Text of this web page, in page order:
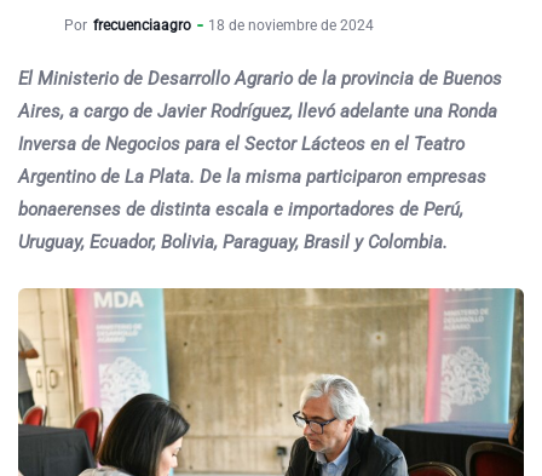
Por frecuenciaagro 18 de noviembre de 2024
El Ministerio de Desarrollo Agrario de la provincia de Buenos
Aires, a cargo de Javier Rodríguez, llevó adelante una Ronda
Inversa de Negocios para el Sector Lácteos en el Teatro
Argentino de La Plata. De la misma participaron empresas
bonaerenses de distinta escala e importadores de Perú,
Uruguay, Ecuador, Bolivia, Paraguay, Brasil y Colombia.